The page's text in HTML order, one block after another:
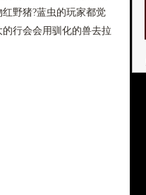
野猪?蓝虫的玩家都觉
行会会用驯化的兽去拉